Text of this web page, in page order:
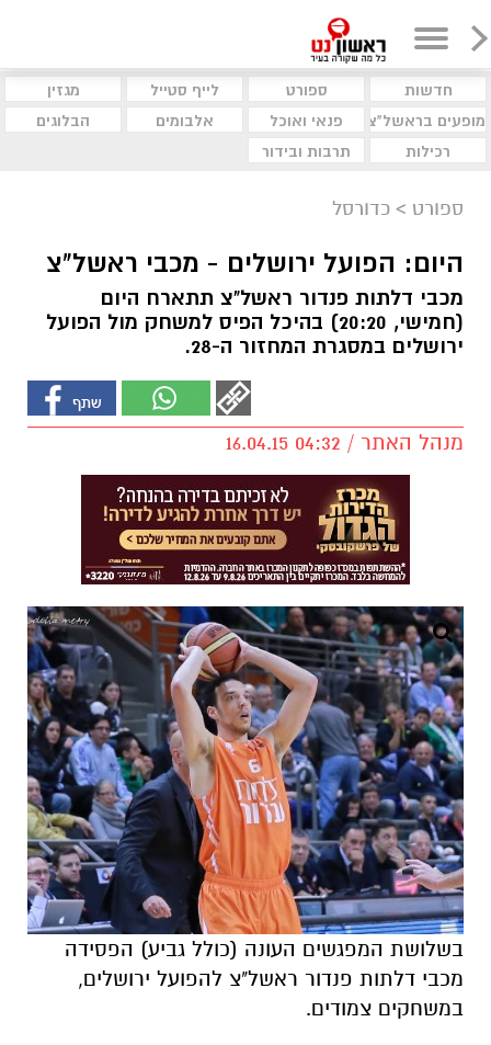
חדשות ספורט לייף סטייל
מגזין
מופעים בראשל"צ
פנאי ואוכל אלבומים
הבלוגים
רכילות
תרבות ובידור
ספורט > כדורסל
היום: הפועל ירושלים - מכבי ראשל"צ
מכבי דלתות פנדור ראשל"צ תתארח היום
(חמישי, 20:20) בהיכל הפיס למשחק מול הפועל
ירושלים במסגרת המחזור ה-28.
מנהל האתר / 04:32 16.04.15
בשלושת המפגשים העונה (כולל גביע) הפסידה
מכבי דלתות פנדור ראשל"צ להפועל ירושלים,
במשחקים צמודים.